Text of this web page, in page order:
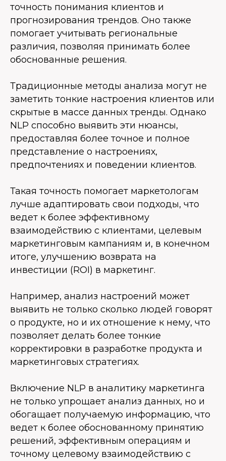
точность понимания клиентов и
прогнозирования трендов. Оно также
помогает учитывать региональные
различия, позволяя принимать более
обоснованные решения.
Традиционные методы анализа могут не
заметить тонкие настроения клиентов или
скрытые в массе данных тренды. Однако
NLP способно выявить эти нюансы,
предоставляя более точное и полное
представление о настроениях,
предпочтениях и поведении клиентов.
Такая точность помогает маркетологам
лучше адаптировать свои подходы, что
ведет к более эффективному
взаимодействию с клиентами, целевым
маркетинговым кампаниям и, в конечном
итоге, улучшению возврата на
инвестиции (ROI) в маркетинг.
Например, анализ настроений может
выявить не только сколько людей говорят
о продукте, но и их отношение к нему, что
позволяет делать более тонкие
корректировки в разработке продукта и
маркетинговых стратегиях.
Включение NLP в аналитику маркетинга
не только упрощает анализ данных, но и
обогащает получаемую информацию, что
ведет к более обоснованному принятию
решений, эффективным операциям и
точному целевому взаимодействию с